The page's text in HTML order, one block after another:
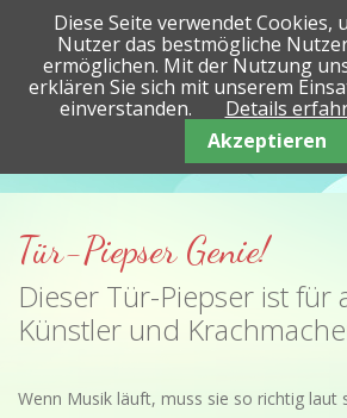
Tür-Piepser Genie!
Dieser Tür-Piepser ist für
Künstler und
Wenn Musik läuft, muss sie so richtig laut
Diese Seite verwendet Cookies,
Nutzer das bestmögliche
ermöglichen. Mit der Nutzung
erklären Sie sich mit unserem
einverstanden.
Details
Akzeptieren